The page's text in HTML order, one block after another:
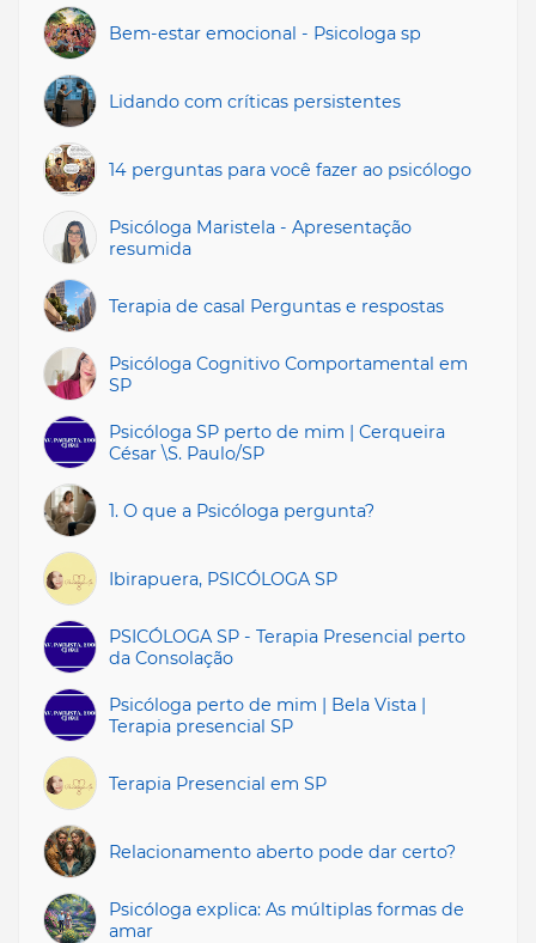
Bem-estar emocional - Psicologa sp
Lidando com críticas persistentes
14 perguntas para você fazer ao psicólogo
Psicóloga Maristela - Apresentação
resumida
Terapia de casal Perguntas e respostas
Psicóloga Cognitivo Comportamental em
SP
Psicóloga SP perto de mim | Cerqueira
César \S. Paulo/SP
1. O que a Psicóloga pergunta?
Ibirapuera, PSICÓLOGA SP
PSICÓLOGA SP - Terapia Presencial perto
da Consolação
Psicóloga perto de mim | Bela Vista |
Terapia presencial SP
Terapia Presencial em SP
Relacionamento aberto pode dar certo?
Psicóloga explica: As múltiplas formas de
amar